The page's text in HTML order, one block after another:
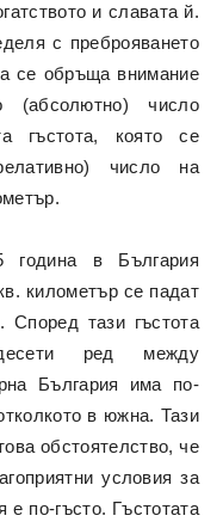
и славата й.
с преброяването
се обръща внимание
(абсолютно) число
гъстота, която се
число на
година в България
километър се падат
тази гъстота
ред между
България има по-
в южна. Тази
обстоятелство, че
условия за
е по-гъсто. Гъстотата